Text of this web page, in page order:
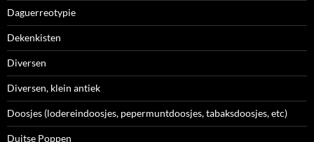
Daguerreotypie
Dekenkisten
Diversen
Diversen, klein antiek
Doosjes (lodereindoosjes, pepermuntdoosjes, tabaksdoosjes, etc)
Duitse Poppen